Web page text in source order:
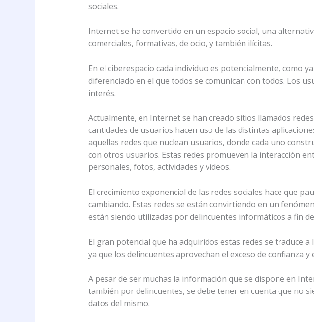
sociales.
Internet se ha convertido en un espacio social, una
comerciales, formativas, de ocio, y también ilícitas.
En el ciberespacio cada individuo es potencialmente, como
diferenciado en el que todos se comunican con todos. Los
interés.
Actualmente, en Internet se han creado sitios llamados
cantidades de usuarios hacen uso de las distintas
aquellas redes que nuclean usuarios, donde cada uno
con otros usuarios. Estas redes promueven la interacción
personales, fotos, actividades y videos.
El crecimiento exponencial de las redes sociales hace que
cambiando. Estas redes se están convirtiendo en un
están siendo utilizadas por delincuentes informáticos a fin
El gran potencial que ha adquiridos estas redes se traduce
ya que los delincuentes aprovechan el exceso de confianza
A pesar de ser muchas la información que se dispone en
también por delincuentes, se debe tener en cuenta que no
datos del mismo.